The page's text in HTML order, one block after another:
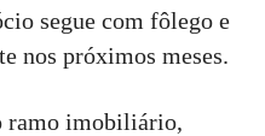
segue com fôlego e
nos próximos meses.
ramo imobiliário,